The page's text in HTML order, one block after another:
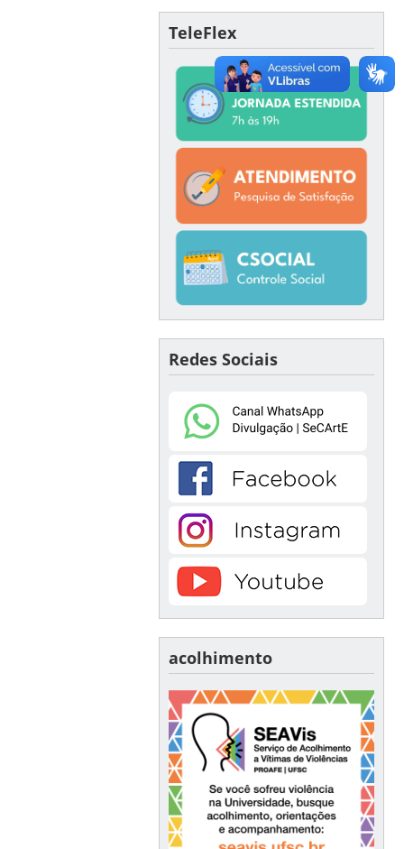
TeleFlex
Redes Sociais
acolhimento